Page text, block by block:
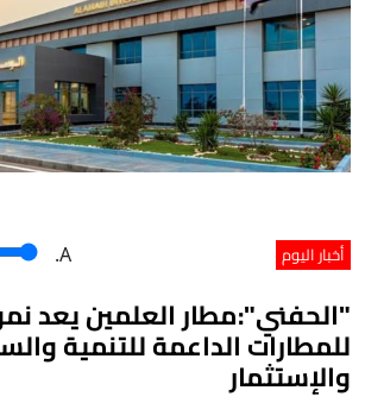
أخبار اليوم .A
"الحفني":مطار العلمين يعد
للمطارات الداعمة للتنمية
والإستثمار